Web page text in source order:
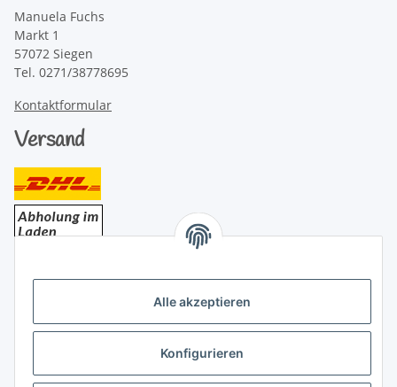
Alle akzeptieren
Konfigurieren
Manuela Fuchs
Markt 1
57072 Siegen
Tel. 0271/38778695
Kontaktformular
Versand